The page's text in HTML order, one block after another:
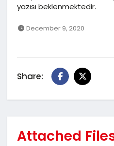
yazısı beklenmektedir.
December 9, 2020
Share:
Attached